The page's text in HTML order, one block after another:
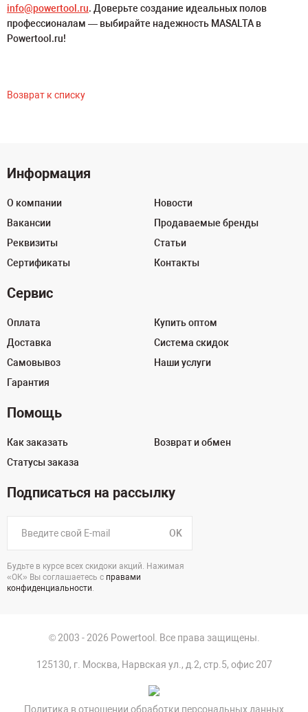
info@powertool.ru. Доверьте создание идеальных полов
профессионалам — выбирайте надежность MASALTA в
Powertool.ru!
Возврат к списку
Информация
О компании
Вакансии
Реквизиты
Сертификаты
Новости
Продаваемые бренды
Статьи
Контакты
Сервис
Оплата
Доставка
Самовывоз
Гарантия
Купить оптом
Система скидок
Наши услуги
Помощь
Как заказать
Статусы заказа
Возврат и обмен
Подписаться на рассылку
OK
Будьте в курсе всех скидоки акций. Нажимая
«ОК» Вы соглашаетесь с правами
конфиденциальности.
© 2003 - 2026 Powertool. Все права защищены.
125130, г. Москва, Нарвская ул., д.2, стр.5, офис 207
Политика в отношении обработки персональных данных